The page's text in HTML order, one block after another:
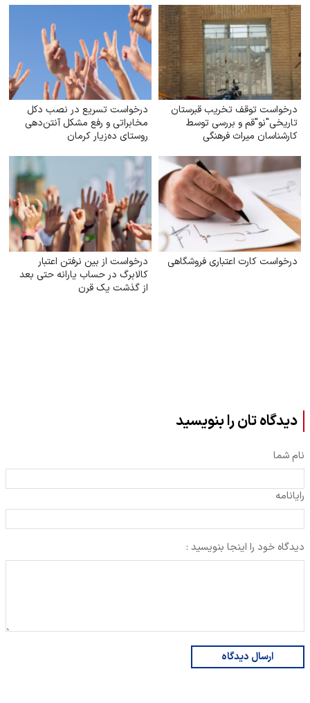
درخواست توقف تخریب قبرستان
تاریخی"نو"قم و بررسی توسط
کارشناسان میراث فرهنگی
درخواست تسریع در نصب دکل
مخابراتی و رفع مشکل آنتن‌دهی
روستای ده‌زیار کرمان
درخواست کارت اعتباری فروشگاهی
درخواست از بین نرفتن اعتبار
کالابرگ در حساب یارانه حتی بعد
از گذشت یک قرن
دیدگاه تان را بنویسید
نام شما
رایانامه
دیدگاه خود را اینجا بنویسید :
ارسال دیدگاه